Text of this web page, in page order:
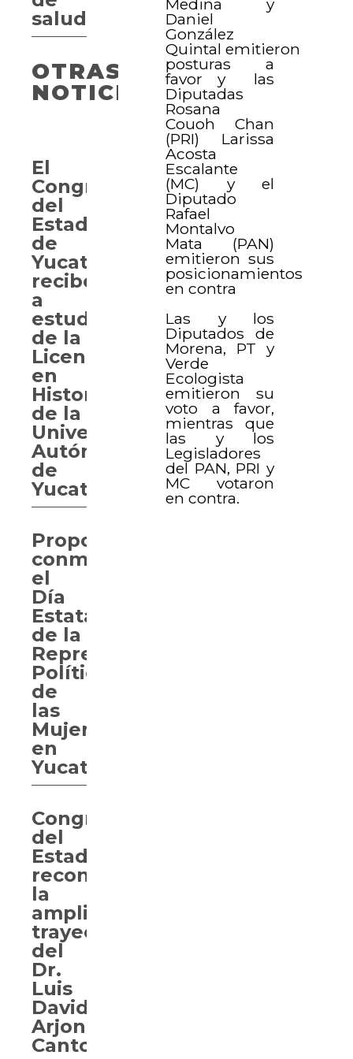
Daniel
González
Quintal emitieron
posturas a
favor y las
Diputadas
Rosana
Couoh Chan
(PRI) Larissa
Acosta
Escalante
(MC) y el
Diputado
Rafael
Montalvo
Mata (PAN)
emitieron sus
posicionamientos
en contra
Las y los
Diputados de
Morena, PT y
Verde
Ecologista
emitieron su
voto a favor,
mientras que
las y los
Legisladores
del PAN, PRI y
MC votaron
en contra.
salud
OTRAS
NOTICIAS
El
Congreso
del
Estado
de
Yucatán
recibe
a
estudiantes
de la
Licenciatura
en
Historia
de la
Universidad
Autónoma
de
Yucatán
Proponen
conmemorar
el
Día
Estatal
de la
Representación
Política
de
las
Mujeres
en
Yucatán
Congreso
del
Estado
reconoce
la
amplia
trayectoria
del
Dr.
Luis
David
Arjona
Canto